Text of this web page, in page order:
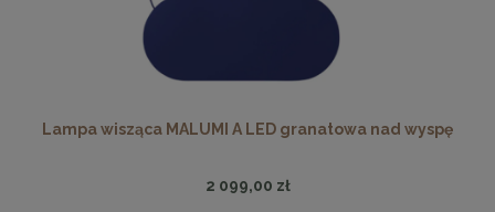
Lampa wisząca MALUMI A LED granatowa nad wyspę
2 099,00 zł